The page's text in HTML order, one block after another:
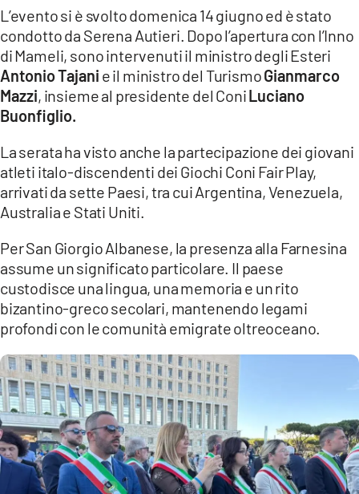
L’evento si è svolto domenica 14 giugno ed è stato
condotto da Serena Autieri. Dopo l’apertura con l’Inno
di Mameli, sono intervenuti il ministro degli Esteri
Antonio Tajani e il ministro del TurismoGianmarco
Mazzi, insieme al presidente del ConiLuciano
Buonfiglio.
La serata ha visto anche la partecipazione dei giovani
atleti italo-discendenti dei Giochi Coni Fair Play,
arrivati da sette Paesi, tra cui Argentina, Venezuela,
Australia e Stati Uniti.
Per San Giorgio Albanese, la presenza alla Farnesina
assume un significato particolare. Il paese
custodisce una lingua, una memoria e un rito
bizantino-greco secolari, mantenendo legami
profondi con le comunità emigrate oltreoceano.